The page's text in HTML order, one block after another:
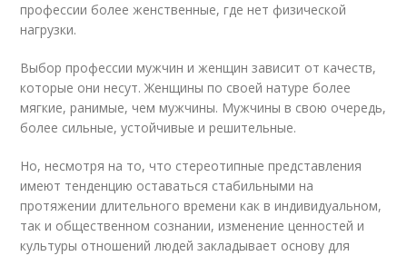
профессии более женственные, где нет физической
нагрузки.
Выбор профессии мужчин и женщин зависит от качеств,
которые они несут. Женщины по своей натуре более
мягкие, ранимые, чем мужчины. Мужчины в свою очередь,
более сильные, устойчивые и решительные.
Но, несмотря на то, что стереотипные представления
имеют тенденцию оставаться стабильными на
протяжении длительного времени как в индивидуальном,
так и общественном сознании, изменение ценностей и
культуры отношений людей закладывает основу для